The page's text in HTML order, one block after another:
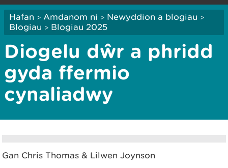
Hafan > Amdanom ni > Newyddion a blogiau >
Blogiau > Blogiau 2025
Diogelu dŵr a phridd
gyda ffermio
cynaliadwy
Gan Chris Thomas & Lilwen Joynson